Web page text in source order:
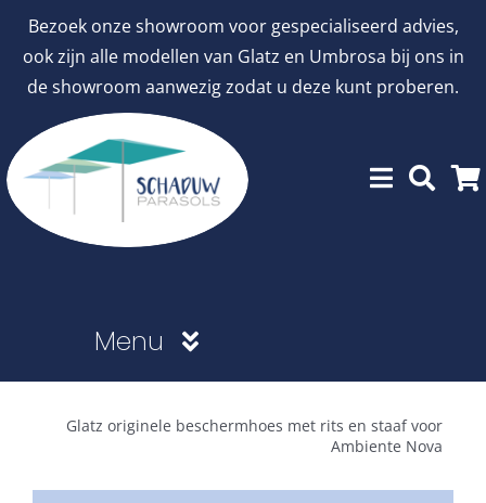
Bezoek onze showroom voor gespecialiseerd advies,
ook zijn alle modellen van Glatz en Umbrosa bij ons in
de showroom aanwezig zodat u deze kunt proberen.
inhoud
Menu
Glatz originele beschermhoes met rits en staaf voor
Ambiente Nova